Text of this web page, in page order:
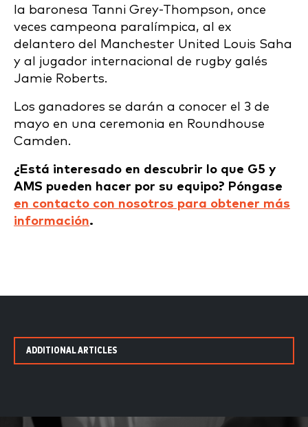
la baronesa Tanni Grey-Thompson, once
veces campeona paralímpica, al ex
delantero del Manchester United Louis Saha
y al jugador internacional de rugby galés
Jamie Roberts.
Los ganadores se darán a conocer el 3 de
mayo en una ceremonia en Roundhouse
Camden.
¿Está interesado en descubrir lo que G5 y
AMS pueden hacer por su equipo? Póngase
en contacto con nosotros para obtener más
información.
ADDITIONAL ARTICLES